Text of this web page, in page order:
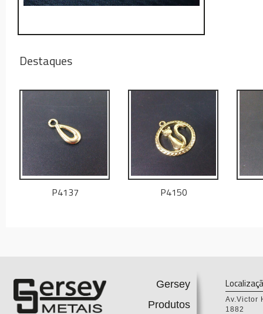
Destaques
P4137 P4150
Gersey
Produtos
Av.Victor
1882